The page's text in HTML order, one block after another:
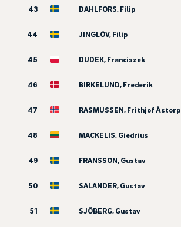
43 DAHLFORS, Filip
44 JINGLÖV, Filip
45 DUDEK, Franciszek
46 BIRKELUND, Frederik
47 RASMUSSEN, Frithjof Åstorp
48 MACKELIS, Giedrius
49 FRANSSON, Gustav
50 SALANDER, Gustav
51 SJÖBERG, Gustav